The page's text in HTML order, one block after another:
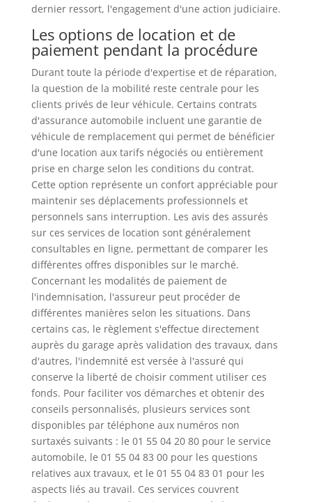
dernier ressort, l'engagement d'une action judiciaire.
Les options de location et de
paiement pendant la procédure
Durant toute la période d'expertise et de réparation,
la question de la mobilité reste centrale pour les
clients privés de leur véhicule. Certains contrats
d'assurance automobile incluent une garantie de
véhicule de remplacement qui permet de bénéficier
d'une location aux tarifs négociés ou entièrement
prise en charge selon les conditions du contrat.
Cette option représente un confort appréciable pour
maintenir ses déplacements professionnels et
personnels sans interruption. Les avis des assurés
sur ces services de location sont généralement
consultables en ligne, permettant de comparer les
différentes offres disponibles sur le marché.
Concernant les modalités de paiement de
l'indemnisation, l'assureur peut procéder de
différentes manières selon les situations. Dans
certains cas, le règlement s'effectue directement
auprès du garage après validation des travaux, dans
d'autres, l'indemnité est versée à l'assuré qui
conserve la liberté de choisir comment utiliser ces
fonds. Pour faciliter vos démarches et obtenir des
conseils personnalisés, plusieurs services sont
disponibles par téléphone aux numéros non
surtaxés suivants : le 01 55 04 20 80 pour le service
automobile, le 01 55 04 83 00 pour les questions
relatives aux travaux, et le 01 55 04 83 01 pour les
aspects liés au travail. Ces services couvrent